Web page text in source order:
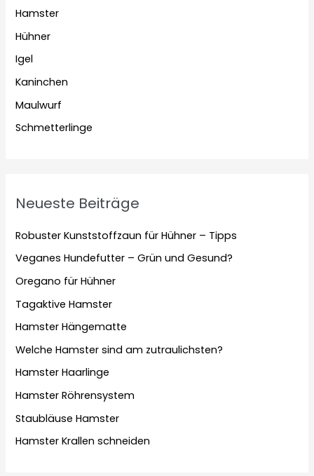
Hamster
Hühner
Igel
Kaninchen
Maulwurf
Schmetterlinge
Neueste Beiträge
Robuster Kunststoffzaun für Hühner – Tipps
Veganes Hundefutter – Grün und Gesund?
Oregano für Hühner
Tagaktive Hamster
Hamster Hängematte
Welche Hamster sind am zutraulichsten?
Hamster Haarlinge
Hamster Röhrensystem
Staubläuse Hamster
Hamster Krallen schneiden